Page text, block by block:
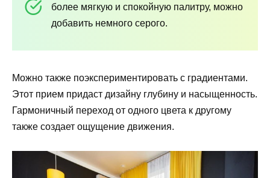
более мягкую и спокойную палитру, можно
добавить немного серого.
Можно также поэкспериментировать с градиентами.
Этот прием придаст дизайну глубину и насыщенность.
Гармоничный переход от одного цвета к другому
также создает ощущение движения.